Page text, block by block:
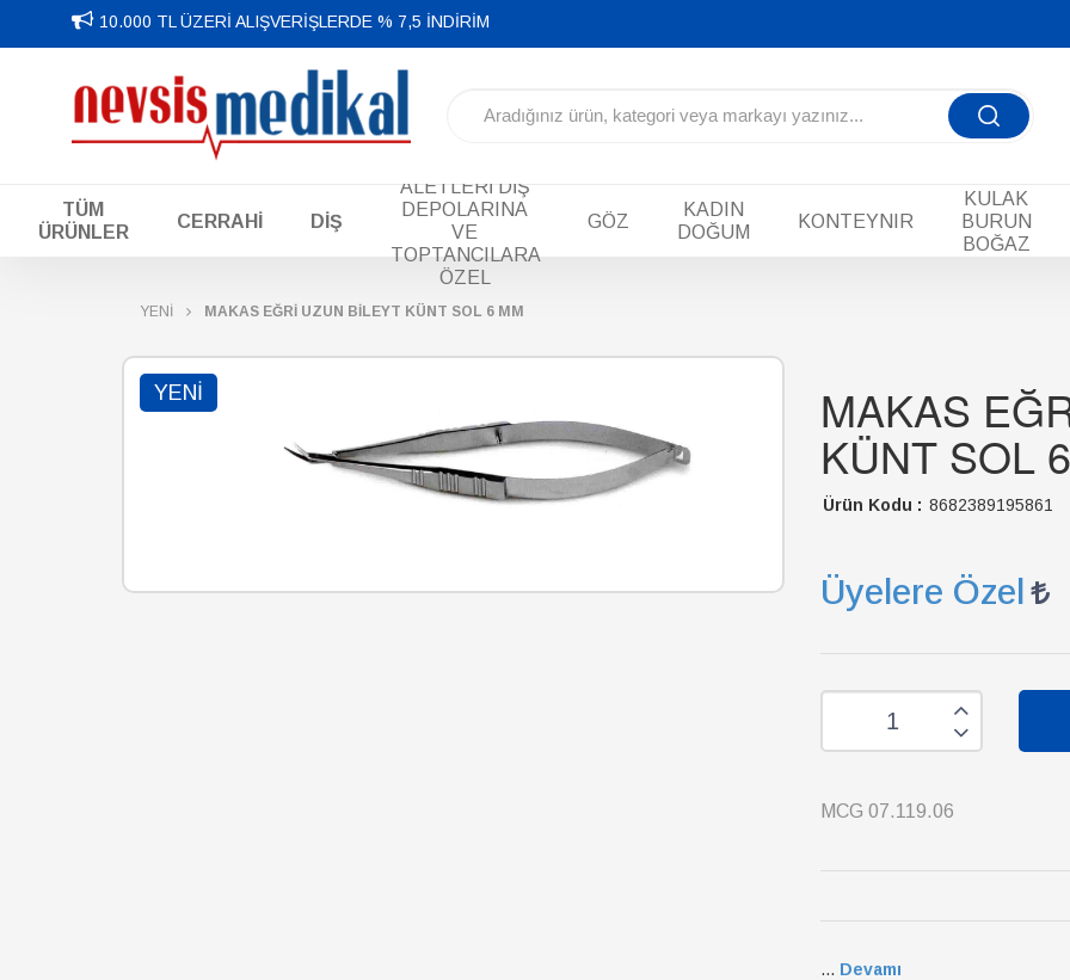
10.000 TL ÜZERİ ALIŞVERİŞLERDE % 7,5 İNDİRİM
TÜM
ÜRÜNLER
CERRAHİ DİŞ
ALETLERİ DİŞ
DEPOLARINA
VE
TOPTANCILARA
ÖZEL
GÖZ
KADIN
DOĞUM
KONTEYNIR
KULAK
BURUN
BOĞAZ
YENİ MAKAS EĞRİ UZUN BİLEYT KÜNT SOL 6 MM
YENI MAKAS
KÜNT SOL
Ürün Kodu : 8682389195861
Üyelere Özel
MCG 07.119.06
... Devamı